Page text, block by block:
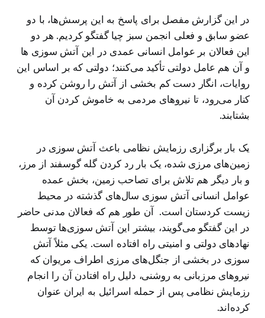
در این گزارش مفصل برای پاسخ به این پرسش‌ها، با دو
عضو سابق و فعلی انجمن سبز چیا گفتگو کردیم. هر دو
این فعالان بر عوامل انسانی عمدی در این آتش سوزی ها
و آن هم عامل دولتی تأکید می‌کنند؛ دولتی که بر اساس این
روایات، انگار دست کم بخشی از آتش را روشن کرده و
کنار می‌رود، تا نیروهای مردمی به خاموش کردن آن
بشتابند.
یک بار برگزاری رزمایش نظامی باعث آتش سوزی در
زمین‌های مرزی شده، یک بار رد کردن گله گوسفند از مرز،
و بار دیگر هم تلاش برای تصاحب زمین، بخش عمده
عوامل انسانی آتش سوزی سال‌های گذشته در محیط
زیست کردستان است. آن طور هم که فعالان مدنی حاضر
در این گفتگو می‌گویند، بیشتر این آتش سوزی‌ها توسط
نهادهای دولتی و امنیتی راه افتاده است. یکی مثلاً آتش
سوزی در بخشی از جنگل‌های مرزی اطراف مریوان که
نیروهای مرزبانی به روشنی، دلیل راه افتادن آن را انجام
رزمایش نظامی پس از حمله اسرائیل به ایران عنوان
کرده‌اند.